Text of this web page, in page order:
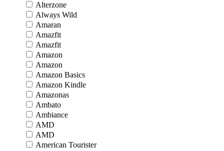
Alterzone
Always Wild
Amaran
Amazfit
Amazfit
Amazon
Amazon
Amazon Basics
Amazon Kindle
Amazonas
Ambato
Ambiance
AMD
AMD
American Tourister